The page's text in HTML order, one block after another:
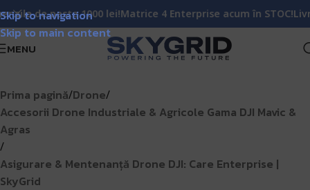
Skip to navigation
Skip to main content
peste 1000 lei!Matrice 4 Enterprise acum în STOC! Livrare
MENU
Prima pagină/Drone/
Accesorii Drone Industriale & Agricole Gama DJI Mavic &
Agras
/
Asigurare & Mentenanță Drone DJI: Care Enterprise |
SkyGrid